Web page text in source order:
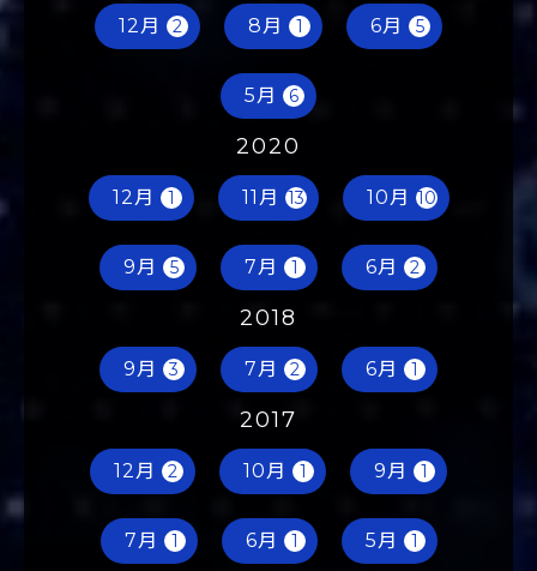
12月 2 8月 1 6月 5
5月 6
2020
12月 1 11月 13 10月 10
9月 5 7月 1 6月 2
2018
9月 3 7月 2 6月 1
2017
12月 2 10月 1 9月 1
7月 1 6月 1 5月 1